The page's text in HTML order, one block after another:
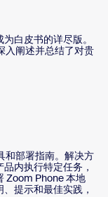
白皮书的详尽版。
入阐述并总结了对贵
和部署指南。解决方
内执行特定任务，
Zoom Phone 本地
提示和最佳实践，